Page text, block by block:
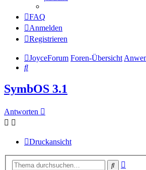
FAQ
Anmelden
Registrieren
JoyceForum Foren-Übersicht
Suche
SymbOS 3.1
Antworten
Druckansicht
Suche